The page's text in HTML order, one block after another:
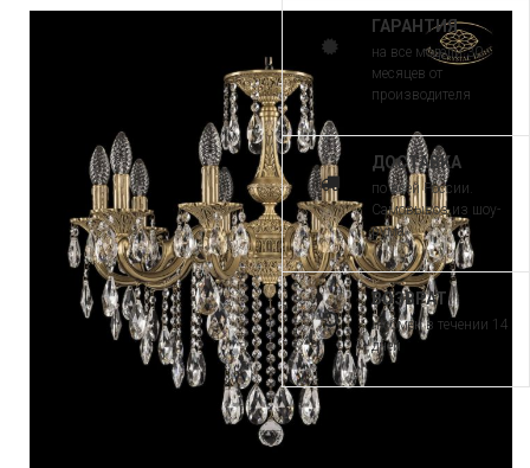
ГАРАНТИЯ
на все модели 30
месяцев от
производителя
ДОСТАВКА
по всей России.
Самовывоз из шоу-
рума
ВОЗВРАТ
и обмен в течении 14
дней